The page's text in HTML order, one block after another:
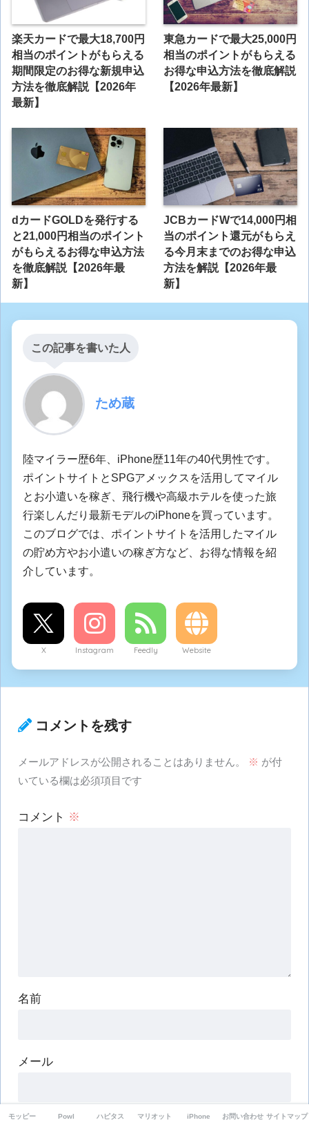
楽天カードで最大18,700円
相当のポイントがもらえる
期間限定のお得な新規申込
方法を徹底解説【2026年
最新】
東急カードで最大25,000円
相当のポイントがもらえる
お得な申込方法を徹底解説
【2026年最新】
dカードGOLDを発行する
と21,000円相当のポイント
がもらえるお得な申込方法
を徹底解説【2026年最
新】
JCBカードWで14,000円相
当のポイント還元がもらえ
る今月末までのお得な申込
方法を解説【2026年最
新】
この記事を書いた人
ため蔵
陸マイラー歴6年、iPhone歴11年の40代男性です。
ポイントサイトとSPGアメックスを活用してマイル
とお小遣いを稼ぎ、飛行機や高級ホテルを使った旅
行楽しんだり最新モデルのiPhoneを買っています。
このブログでは、ポイントサイトを活用したマイル
の貯め方やお小遣いの稼ぎ方など、お得な情報を紹
介しています。
X Instagram Feedly Website
コメントを残す
メールアドレスが公開されることはありません。 ※ が付
いている欄は必須項目です
コメント ※
名前
メール
サイト
モッピー Powl ハピタス マリオット iPhone お問い合わせ サイトマップ